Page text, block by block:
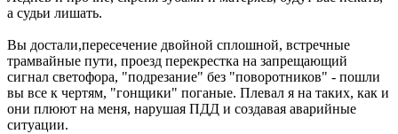
а судьи лишать.
Вы достали,пересечение двойной сплошной, встречные
трамвайные пути, проезд перекрестка на запрещающий
сигнал светофора, "подрезание" без "поворотников" - пошли
вы все к чертям, "гонщики" поганые. Плевал я на таких, как и
они плюют на меня, нарушая ПДД и создавая аварийные
ситуации.